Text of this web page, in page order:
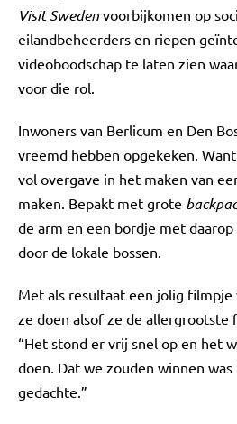
Visit Sweden voorbijkomen op
eilandbeheerders en riepen
videoboodschap te laten zien
voor die rol.
Inwoners van Berlicum en Den
vreemd hebben opgekeken.
vol overgave in het maken van
maken. Bepakt met grote
de arm en een bordje met daarop
door de lokale bossen.
Met als resultaat een jolig filmpje
ze doen alsof ze de allergrootste
“Het stond er vrij snel op en het
doen. Dat we zouden winnen
gedachte.”